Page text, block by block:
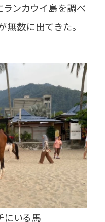
ランカウイ島を調べ
数に出てきた。
にいる馬